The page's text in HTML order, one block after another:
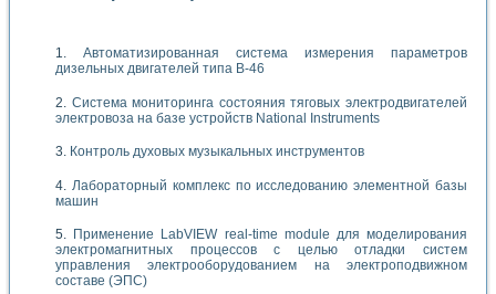
Автоматизированная система измерения параметров
дизельных двигателей типа В-46
Система мониторинга состояния тяговых электродвигателей
электровоза на базе устройств National Instruments
Контроль духовых музыкальных инструментов
Лабораторный комплекс по исследованию элементной базы
машин
Применение LabVIEW real-time module для моделирования
электромагнитных процессов с целью отладки систем
управления электрооборудованием на электроподвижном
составе (ЭПС)